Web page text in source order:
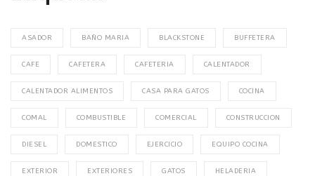
ASADOR BAÑO MARIA BLACKSTONE BUFFETERA
CAFE CAFETERA CAFETERIA CALENTADOR
CALENTADOR ALIMENTOS CASA PARA GATOS COCINA
COMAL COMBUSTIBLE COMERCIAL CONSTRUCCION
DIESEL DOMESTICO EJERCICIO EQUIPO COCINA
EXTERIOR EXTERIORES GATOS HELADERIA